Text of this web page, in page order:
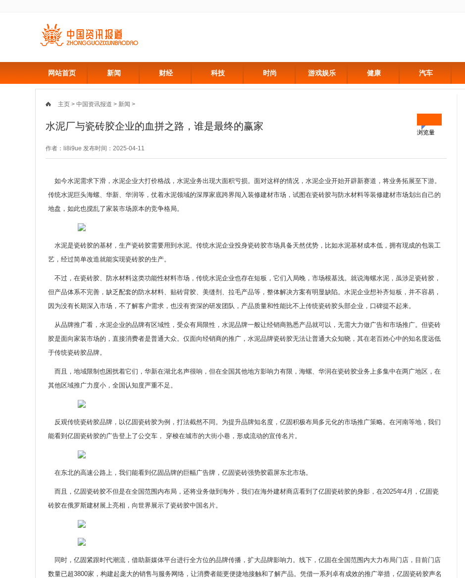
网站首页 新闻 财经 科技 时尚 游戏娱乐 健康 汽车
主页 > 中国资讯报道 > 新闻 >
浏览量
水泥厂与瓷砖胶企业的血拼之路，谁是最终的赢家
作者：li8i9ue 发布时间：2025-04-11
如今水泥需求下滑，水泥企业大打价格战，水泥业务出现大面积亏损。面对这样的情况，水泥企业开始开辟新赛道，将业务拓展至下游。
传统水泥巨头海螺、华新、华润等，仗着水泥领域的深厚家底跨界闯入装修建材市场，试图在瓷砖胶与防水材料等装修建材市场划出自己的
地盘，如此也搅乱了家装市场原本的竞争格局。
水泥是瓷砖胶的基材，生产瓷砖胶需要用到水泥。传统水泥企业投身瓷砖胶市场具备天然优势，比如水泥基材成本低，拥有现成的包装工
艺，经过简单改造就能实现瓷砖胶的生产。
不过，在瓷砖胶、防水材料这类功能性材料市场，传统水泥企业也存在短板，它们入局晚，市场根基浅。就说海螺水泥，虽涉足瓷砖胶，
但产品体系不完善，缺乏配套的防水材料、贴砖背胶、美缝剂、拉毛产品等，整体解决方案有明显缺陷。水泥企业想补齐短板，并不容易，
因为没有长期深入市场，不了解客户需求，也没有资深的研发团队，产品质量和性能比不上传统瓷砖胶头部企业，口碑提不起来。
从品牌推广看，水泥企业的品牌有区域性，受众有局限性，水泥品牌一般让经销商熟悉产品就可以，无需大力做广告和市场推广。但瓷砖
胶是面向家装市场的，直接消费者是普通大众。仅面向经销商的推广，水泥品牌瓷砖胶无法让普通大众知晓，其在老百姓心中的知名度远低
于传统瓷砖胶品牌。
而且，地域限制也困扰着它们，华新在湖北名声很响，但在全国其他地方影响力有限，海螺、华润在瓷砖胶业务上多集中在两广地区，在
其他区域推广力度小，全国认知度严重不足。
反观传统瓷砖胶品牌，以亿固瓷砖胶为例，打法截然不同。为提升品牌知名度，亿固积极布局多元化的市场推广策略。在河南等地，我们
能看到亿固瓷砖胶的广告登上了公交车， 穿梭在城市的大街小巷，形成流动的宣传名片。
在东北的高速公路上，我们能看到亿固品牌的巨幅广告牌，亿固瓷砖强势胶霸屏东北市场。
而且，亿固瓷砖胶不但是在全国范围内布局，还将业务做到海外，我们在海外建材商店看到了亿固瓷砖胶的身影，在2025年4月，亿固瓷
砖胶在俄罗斯建材展上亮相，向世界展示了瓷砖胶中国名片。
同时，亿固紧跟时代潮流，借助新媒体平台进行全方位的品牌传播，扩大品牌影响力。线下，亿固在全国范围内大力布局门店，目前门店
数量已超3800家，构建起庞大的销售与服务网络，让消费者能更便捷地接触和了解产品。凭借一系列卓有成效的推广举措，亿固瓷砖胶声名